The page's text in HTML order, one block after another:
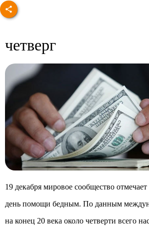
четверг
19 декабря мировое сообщество
день помощи бедным. По данным
на конец 20 века около четверти всего